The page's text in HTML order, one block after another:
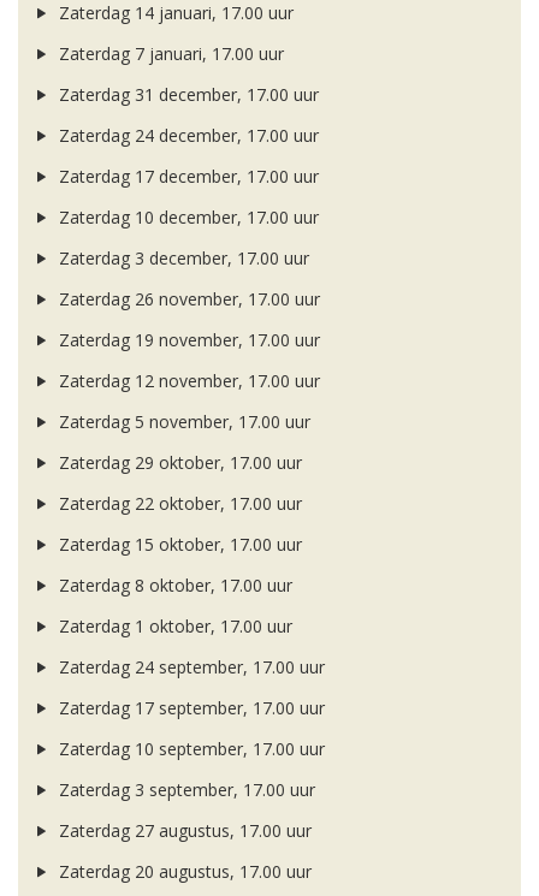
Zaterdag 14 januari, 17.00 uur
Zaterdag 7 januari, 17.00 uur
Zaterdag 31 december, 17.00 uur
Zaterdag 24 december, 17.00 uur
Zaterdag 17 december, 17.00 uur
Zaterdag 10 december, 17.00 uur
Zaterdag 3 december, 17.00 uur
Zaterdag 26 november, 17.00 uur
Zaterdag 19 november, 17.00 uur
Zaterdag 12 november, 17.00 uur
Zaterdag 5 november, 17.00 uur
Zaterdag 29 oktober, 17.00 uur
Zaterdag 22 oktober, 17.00 uur
Zaterdag 15 oktober, 17.00 uur
Zaterdag 8 oktober, 17.00 uur
Zaterdag 1 oktober, 17.00 uur
Zaterdag 24 september, 17.00 uur
Zaterdag 17 september, 17.00 uur
Zaterdag 10 september, 17.00 uur
Zaterdag 3 september, 17.00 uur
Zaterdag 27 augustus, 17.00 uur
Zaterdag 20 augustus, 17.00 uur